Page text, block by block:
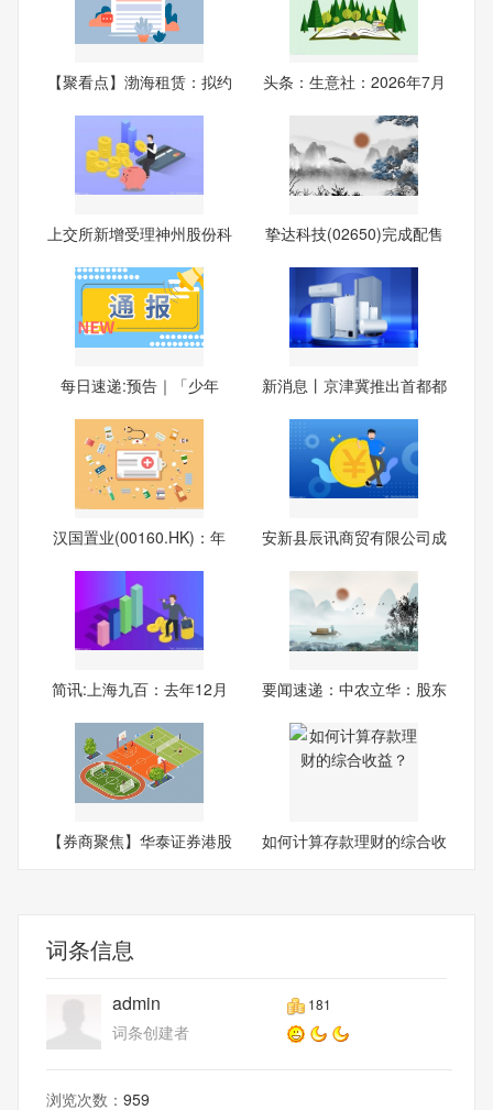
【聚看点】渤海租赁：拟约
头条：生意社：2026年7月
上交所新增受理神州股份科
挚达科技(02650)完成配售
每日速递:预告｜「少年
新消息丨京津冀推出首都都
汉国置业(00160.HK)：年
安新县辰讯商贸有限公司成
简讯:上海九百：去年12月
要闻速递：中农立华：股东
【券商聚焦】华泰证券港股
如何计算存款理财的综合收
词条信息
admin 181
词条创建者
浏览次数： 959